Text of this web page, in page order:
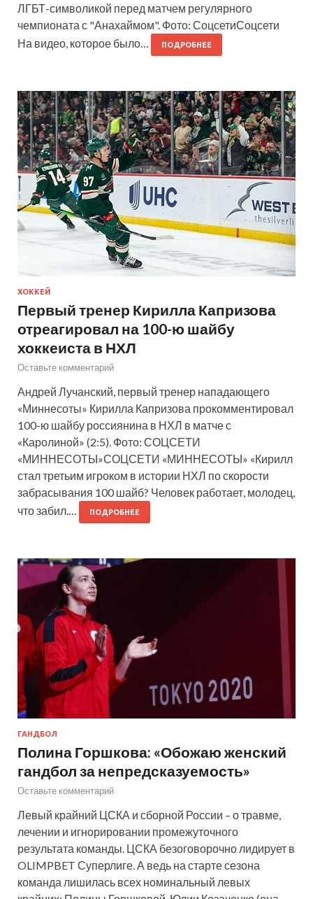
ЛГБТ-символикой перед матчем регулярного
чемпионата с "Анахаймом". Фото: СоцсетиСоцсети
На видео, которое было…
ПОДРОБНЕЕ
ХОККЕЙ
Первый тренер Кирилла Капризова
отреагировал на 100-ю шайбу
хоккеиста в НХЛ
Оставьте комментарий
Андрей Лучанский, первый тренер нападающего
«Миннесоты» Кирилла Капризова прокомментировал
100-ю шайбу россиянина в НХЛ в матче с
«Каролиной» (2:5). Фото: СОЦСЕТИ
«МИННЕСОТЫ»СОЦСЕТИ «МИННЕСОТЫ» «Кирилл
стал третьим игроком в истории НХЛ по скорости
забрасывания 100 шайб? Человек работает, молодец,
что забил.…
ПОДРОБНЕЕ
ГАНДБОЛ
Полина Горшкова: «Обожаю женский
гандбол за непредсказуемость»
Оставьте комментарий
Левый крайний ЦСКА и сборной России – о травме,
лечении и игнорировании промежуточного
результата команды. ЦСКА безоговорочно лидирует в
OLIMPBET Суперлиге. А ведь на старте сезона
команда лишилась всех номинальный левых